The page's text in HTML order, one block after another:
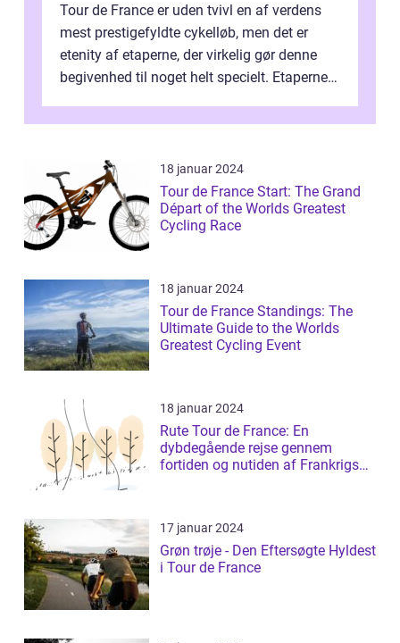
Tour de France er uden tvivl en af verdens
mest prestigefyldte cykelløb, men det er
etenity af etaperne, der virkelig gør denne
begivenhed til noget helt specielt. Etaperne i
18 januar 2024
Tour de France Start: The Grand
Départ of the Worlds Greatest
Cycling Race
18 januar 2024
Tour de France Standings: The
Ultimate Guide to the Worlds
Greatest Cycling Event
18 januar 2024
Rute Tour de France: En
dybdegående rejse gennem
fortiden og nutiden af Frankrigs
17 januar 2024
Grøn trøje - Den Eftersøgte Hyldest
i Tour de France